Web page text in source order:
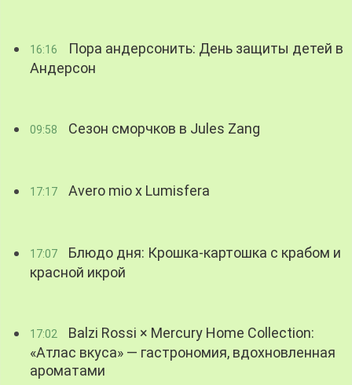
16:16
Пора андерсонить: День защиты детей в
Андерсон
09:58 Сезон сморчков в Jules Zang
17:17 Avero mio x Lumisfera
17:07
Блюдо дня: Крошка-картошка с крабом и
красной икрой
17:02
Balzi Rossi × Mercury Home Collection:
«Атлас вкуса» — гастрономия, вдохновленная
ароматами